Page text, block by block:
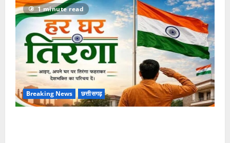
1 minute read
Breaking News छत्तीसगढ़